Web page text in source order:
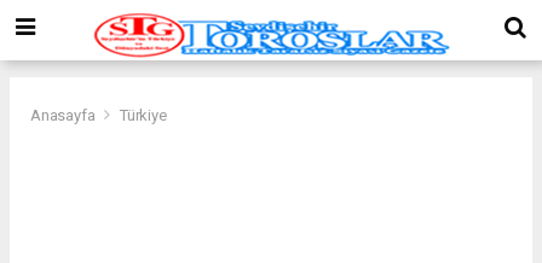
Anasayfa Türkiye